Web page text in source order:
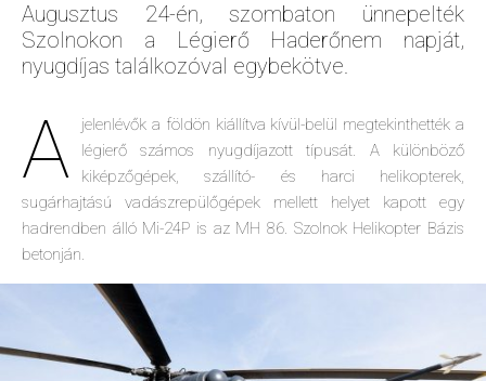
Augusztus 24-én, szombaton ünnepelték
Szolnokon a Légierő Haderőnem napját,
nyugdíjas találkozóval egybekötve.
A
jelenlévők a földön kiállítva kívül-belül megtekinthették a
légierő számos nyugdíjazott típusát. A különböző
kiképzőgépek, szállító- és harci helikopterek,
sugárhajtású vadászrepülőgépek mellett helyet kapott egy
hadrendben álló Mi-24P is az MH 86. Szolnok Helikopter Bázis
betonján.